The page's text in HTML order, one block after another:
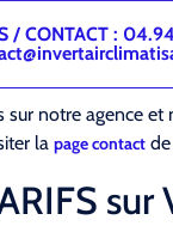
/ CONTACT :
sur notre agence
la page contact
sur